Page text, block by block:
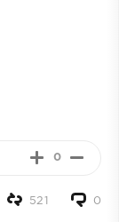
0
0
521